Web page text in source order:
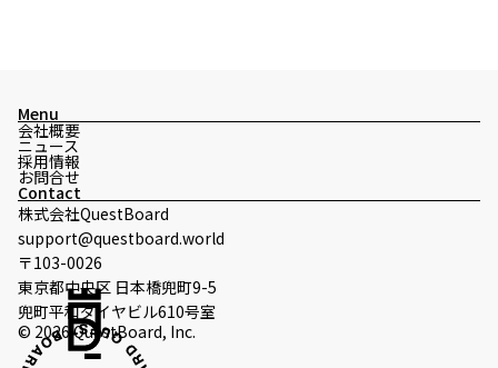
Menu
会社概要
ニュース
採用情報
お問合せ
Contact
株式会社QuestBoard
support@questboard.world
〒103-0026
東京都中央区 日本橋兜町9-5
兜町平和ダイヤビル610号室
© 2026 QuestBoard, Inc.